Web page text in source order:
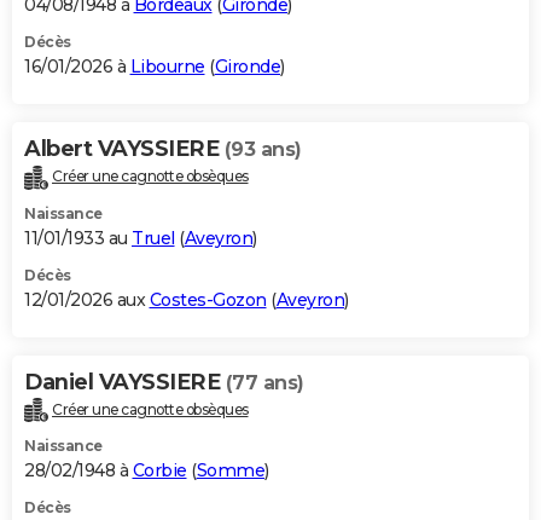
04/08/1948 à Bordeaux(Gironde)
Décès
16/01/2026 à Libourne (Gironde)
Albert VAYSSIERE (93 ans)
Créer une cagnotte obsèques
Naissance
11/01/1933 au Truel (Aveyron)
Décès
12/01/2026 aux Costes-Gozon (Aveyron)
Daniel VAYSSIERE (77 ans)
Créer une cagnotte obsèques
Naissance
28/02/1948 à Corbie (Somme)
Décès